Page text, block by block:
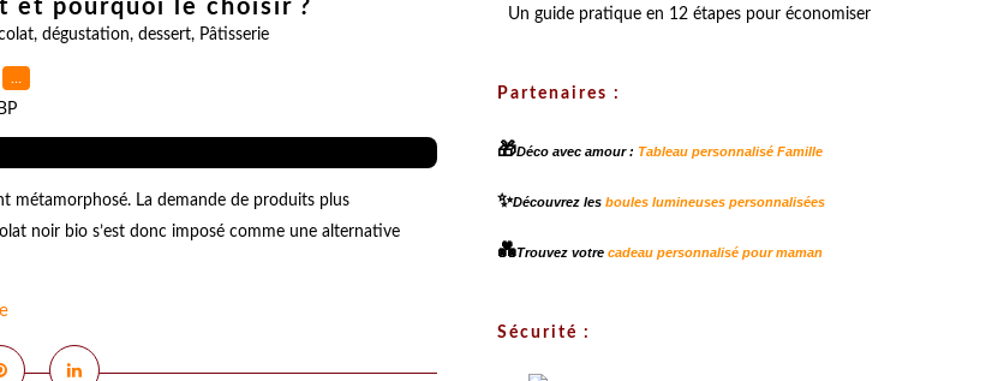
et pourquoi le choisir ?
, dégustation, dessert, Pâtisserie
…
métamorphosé. La demande de produits plus
noir bio s’est donc imposé comme une alternative
Un guide pratique en 12 étapes pour économiser
Partenaires :
🎁Déco avec amour : Tableau personnalisé Famille
✨Découvrez les boules lumineuses personnalisées
💑Trouvez votre cadeau personnalisé pour maman
Sécurité :